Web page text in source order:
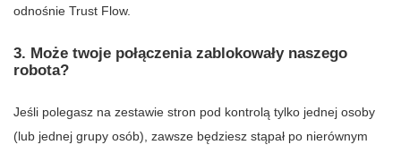
odnośnie Trust Flow.
3. Może twoje połączenia zablokowały naszego
robota?
Jeśli polegasz na zestawie stron pod kontrolą tylko jednej osoby
(lub jednej grupy osób), zawsze będziesz stąpał po nierównym